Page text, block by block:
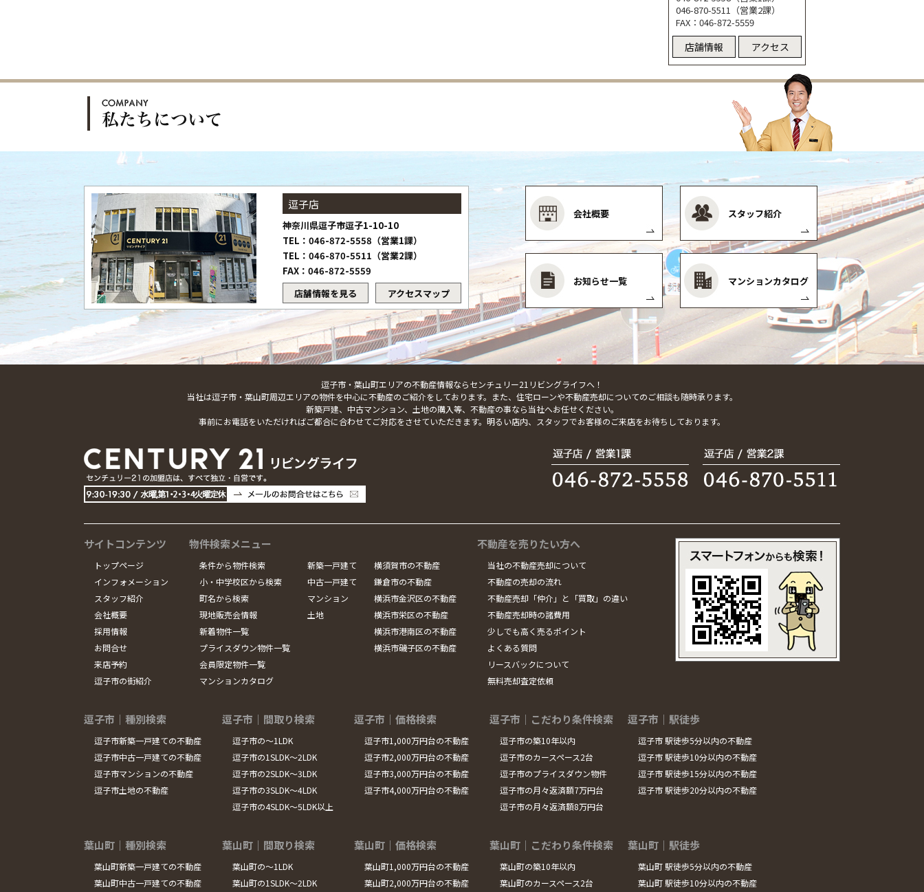
046-870-5511（営業2課）
FAX：046-872-5559
店舗情報 アクセス
逗子店
神奈川県逗子市逗子1-10-10
TEL：046-872-5558（営業1課）
TEL：046-870-5511（営業2課）
FAX：046-872-5559
店舗情報を見る
アクセスマップ
会社概要 スタッフ紹介
お知らせ一覧 マンションカタログ
逗子市・葉山町エリアの不動産情報ならセンチュリー21リビングライフへ！
当社は逗子市・葉山町周辺エリアの物件を中心に不動産のご紹介をしております。また、住宅ローンや不動産売却についてのご相談も随時承ります。
新築戸建、中古マンション、土地の購入等、不動産の事なら当社へお任せください。
事前にお電話をいただければご都合に合わせてご対応をさせていただきます。明るい店内、スタッフでお客様のご来店をお待ちしております。
サイトコンテンツ
トップページ
インフォメーション
スタッフ紹介
会社概要
採用情報
お問合せ
来店予約
逗子市の街紹介
物件検索メニュー
条件から物件検索
小・中学校区から検索
町名から検索
現地販売会情報
新着物件一覧
プライスダウン物件一覧
会員限定物件一覧
マンションカタログ
新築一戸建て
中古一戸建て
マンション
土地
横須賀市の不動産
鎌倉市の不動産
横浜市金沢区の不動産
横浜市栄区の不動産
横浜市港南区の不動産
横浜市磯子区の不動産
不動産を売りたい方へ
当社の不動産売却について
不動産の売却の流れ
不動産売却「仲介」と「買取」の違い
不動産売却時の諸費用
少しでも高く売るポイント
よくある質問
リースバックについて
無料売却査定依頼
逗子市｜種別検索
逗子市新築一戸建ての不動産
逗子市中古一戸建ての不動産
逗子市マンションの不動産
逗子市土地の不動産
逗子市｜間取り検索
逗子市の～1LDK
逗子市の1SLDK～2LDK
逗子市の2SLDK～3LDK
逗子市の3SLDK～4LDK
逗子市の4SLDK～5LDK以上
逗子市｜価格検索
逗子市1,000万円台の不動産
逗子市2,000万円台の不動産
逗子市3,000万円台の不動産
逗子市4,000万円台の不動産
逗子市｜こだわり条件検索
逗子市の築10年以内
逗子市のカースペース2台
逗子市のプライスダウン物件
逗子市の月々返済額7万円台
逗子市の月々返済額8万円台
逗子市｜駅徒歩
逗子市 駅徒歩5分以内の不動産
逗子市 駅徒歩10分以内の不動産
逗子市 駅徒歩15分以内の不動産
逗子市 駅徒歩20分以内の不動産
葉山町｜種別検索
葉山町新築一戸建ての不動産
葉山町中古一戸建ての不動産
葉山町｜間取り検索
葉山町の～1LDK
葉山町の1SLDK～2LDK
葉山町｜価格検索
葉山町1,000万円台の不動産
葉山町2,000万円台の不動産
葉山町｜こだわり条件検索
葉山町の築10年以内
葉山町のカースペース2台
葉山町｜駅徒歩
葉山町 駅徒歩5分以内の不動産
葉山町 駅徒歩10分以内の不動産